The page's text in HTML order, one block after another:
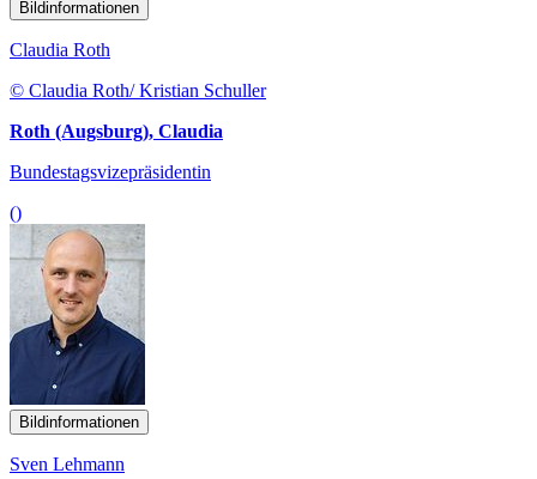
Bildinformationen
Claudia Roth
© Claudia Roth/ Kristian Schuller
Roth (Augsburg), Claudia
Bundestagsvizepräsidentin
()
Bildinformationen
Sven Lehmann